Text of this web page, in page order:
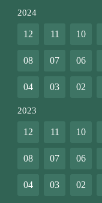
2024
12 11 10
08 07 06
04 03 02
2023
12 11 10
08 07 06
04 03 02